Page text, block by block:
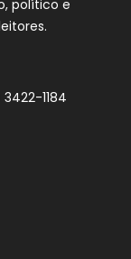
político e
1184